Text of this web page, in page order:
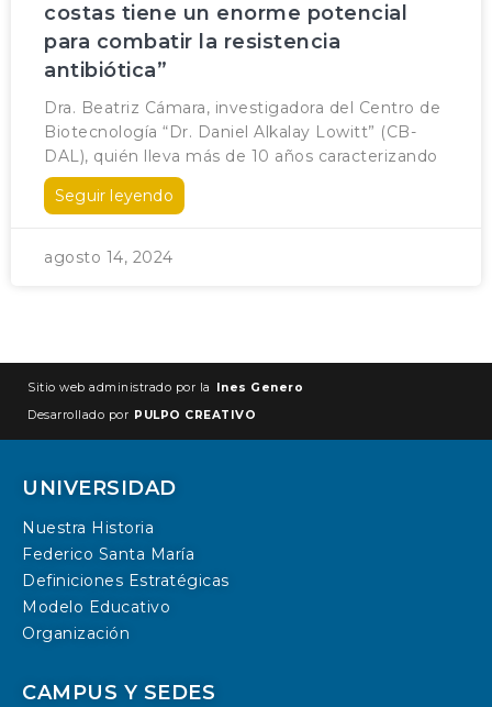
costas tiene un enorme potencial
para combatir la resistencia
antibiótica”
Dra. Beatriz Cámara, investigadora del Centro de
Biotecnología “Dr. Daniel Alkalay Lowitt” (CB-
DAL), quién lleva más de 10 años caracterizando
Seguir leyendo
agosto 14, 2024
Sitio web administrado por la
Ines Genero
Desarrollado por PULPO CREATIVO
UNIVERSIDAD
Nuestra Historia
Federico Santa María
Definiciones Estratégicas
Modelo Educativo
Organización
CAMPUS Y SEDES